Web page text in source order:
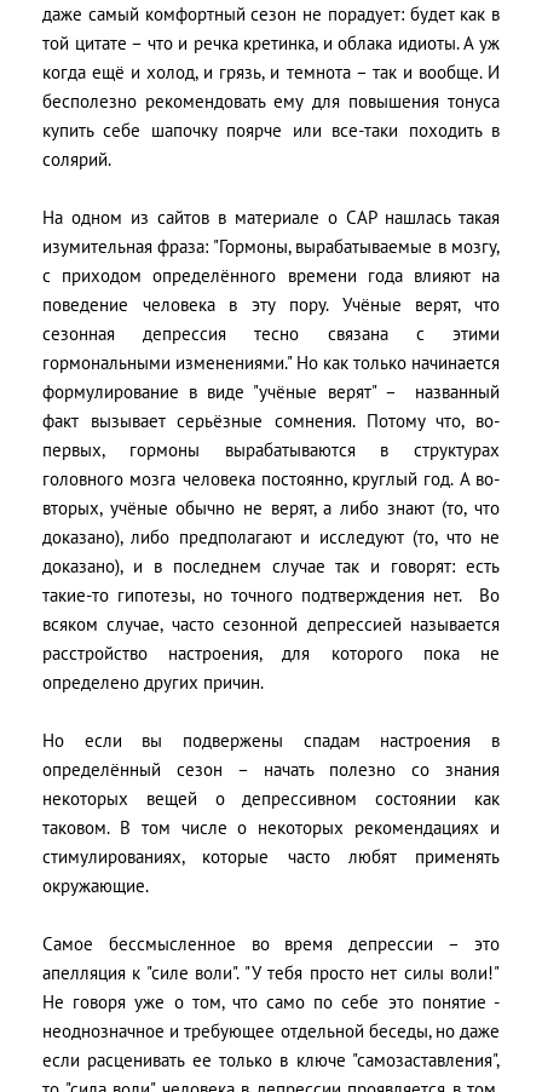
даже самый комфортный сезон не порадует: будет как в
той цитате – что и речка кретинка, и облака идиоты. А уж
когда ещё и холод, и грязь, и темнота – так и вообще. И
бесполезно рекомендовать ему для повышения тонуса
купить себе шапочку поярче или все-таки походить в
солярий.
На одном из сайтов в материале о САР нашлась такая
изумительная фраза: "Гормоны, вырабатываемые в мозгу,
с приходом определённого времени года влияют на
поведение человека в эту пору. Учёные верят, что
сезонная депрессия тесно связана с этими
гормональными изменениями." Но как только начинается
формулирование в виде "учёные верят" – названный
факт вызывает серьёзные сомнения. Потому что, во-
первых, гормоны вырабатываются в структурах
головного мозга человека постоянно, круглый год. А во-
вторых, учёные обычно не верят, а либо знают (то, что
доказано), либо предполагают и исследуют (то, что не
доказано), и в последнем случае так и говорят: есть
такие-то гипотезы, но точного подтверждения нет. Во
всяком случае, часто сезонной депрессией называется
расстройство настроения, для которого пока не
определено других причин.
Но если вы подвержены спадам настроения в
определённый сезон – начать полезно со знания
некоторых вещей о депрессивном состоянии как
таковом. В том числе о некоторых рекомендациях и
стимулированиях, которые часто любят применять
окружающие.
Самое бессмысленное во время депрессии – это
апелляция к "силе воли". "У тебя просто нет силы воли!"
Не говоря уже о том, что само по себе это понятие -
неоднозначное и требующее отдельной беседы, но даже
если расценивать ее только в ключе "самозаставления",